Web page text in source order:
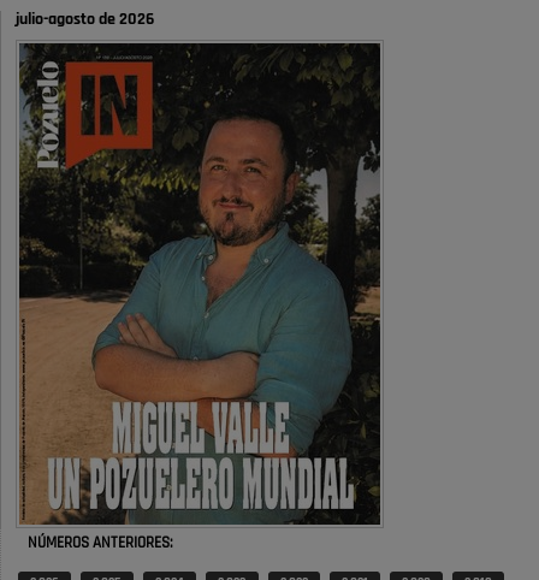
Pozuelo desbloquea
definitivamente Huerta Grande: las
obras …
También pienso que si no fuéramos tan sucios no haría falta denunciar
nada
Pozuelo de Alarcón
Quejas por el deterioro de la
limpieza …
Será amigo de alguien importante...en el Congreso, Senado, en la
Policía o en la politica
Pozuelo de Alarcón
🔴 EXCLUSIVA | El comisario de la …
😆Durán menos qué un caramelo en la puerta de un colegio 🍬
Pozuelo de Alarcón
🔴 EXCLUSIVA | El comisario de la …
julio-agosto de 2026
NÚMEROS ANTERIORES: